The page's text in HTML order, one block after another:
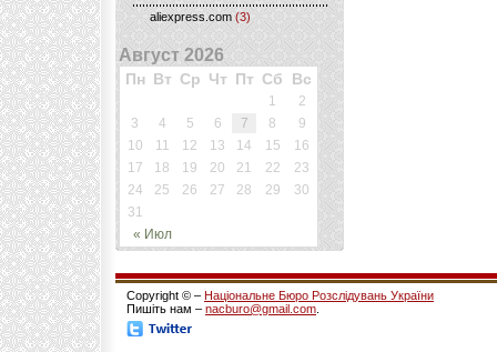
aliexpress.com (3)
Август 2026
Пн Вт Ср Чт Пт Сб Вс
« Июл
1
2
3
4 5 6 7 8
9
10
11 12 13 14 15
16
17
18 19 20 21 22
23
24
25 26 27 28 29
30
31
Copyright © – Національне Бюро Розслідувань України
Пишіть нам – nacburo@gmail.com